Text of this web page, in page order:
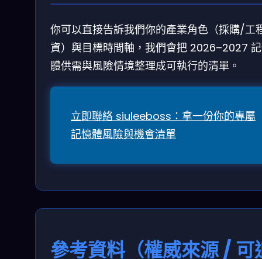
你可以直接告訴我們你的產業角色（採購/工
資）與目標時間軸，我們會把 2026–2027
體供需與風險情境整理成可執行的清單。
立即聯絡 siuleeboss：拿一份你的專屬
記憶體風險與機會清單
參考資料（權威來源 / 可